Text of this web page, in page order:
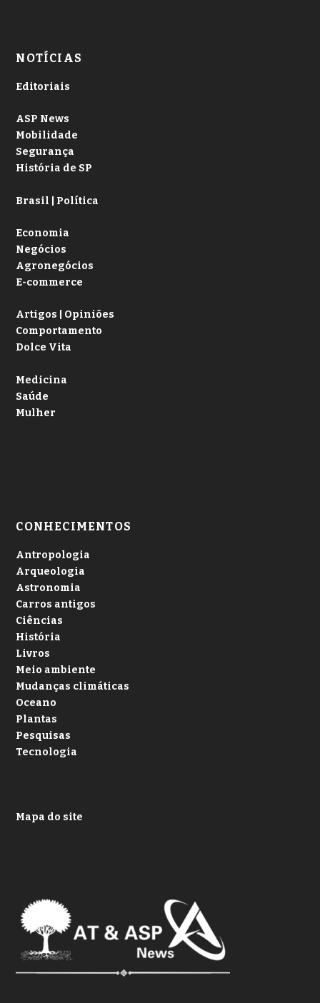
NOTÍCIAS
Editoriais
ASP News
Mobilidade
Segurança
História de SP
Brasil | Política
Economia
Negócios
Agronegócios
E-commerce
Artigos | Opiniões
Comportamento
Dolce Vita
Medicina
Saúde
Mulher
CONHECIMENTOS
Antropologia
Arqueologia
Astronomia
Carros antigos
Ciências
História
Livros
Meio ambiente
Mudanças climáticas
Oceano
Plantas
Pesquisas
Tecnologia
Mapa do site